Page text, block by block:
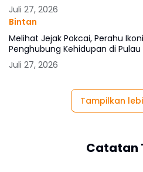
Juli 27, 2026
Bintan
Melihat Jejak Pokcai, Perahu
Penghubung Kehidupan di Pulau
Juli 27, 2026
Tampilkan
Catatan